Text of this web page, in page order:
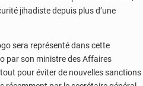
jihadiste depuis plus d’une
sera représenté dans cette
par son ministre des Affaires
pour éviter de nouvelles sanctions